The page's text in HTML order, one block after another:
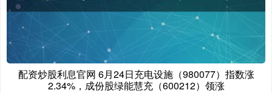
配资炒股利息官网 6月24日充电设施（980077）指数涨
2.34%，成份股绿能慧充（600212）领涨